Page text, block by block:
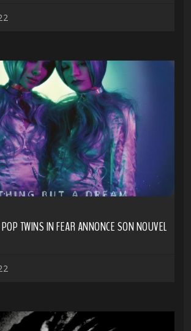
TWINS IN FEAR ANNONCE SON NOUVEL